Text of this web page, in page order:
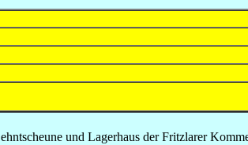
und Lagerhaus der Fritzlarer